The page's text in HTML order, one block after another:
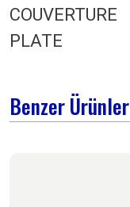
COUVERTURE
PLATE
Benzer Ürünler